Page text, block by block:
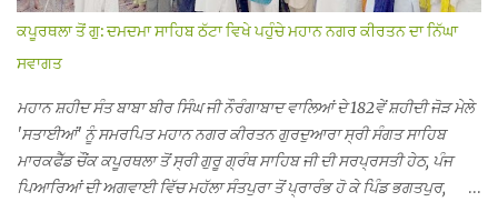
ਕਪੂਰਥਲਾ ਤੋਂ ਗੁ: ਦਮਦਮਾ ਸਾਹਿਬ ਠੱਟਾ ਵਿਖੇ ਪਹੁੰਚੇ ਮਹਾਨ ਨਗਰ ਕੀਰਤਨ ਦਾ ਨਿੱਘਾ
ਸਵਾਗਤ
ਮਹਾਨ ਸ਼ਹੀਦ ਸੰਤ ਬਾਬਾ ਬੀਰ ਸਿੰਘ ਜੀ ਨੌਰੰਗਾਬਾਦ ਵਾਲਿਆਂ ਦੇ 182ਵੇਂ ਸ਼ਹੀਦੀ ਜੋੜ ਮੇਲੇ
'ਸਤਾਈਆਂ' ਨੂੰ ਸਮਰਪਿਤ ਮਹਾਨ ਨਗਰ ਕੀਰਤਨ ਗੁਰਦੁਆਰਾ ਸ੍ਰੀ ਸੰਗਤ ਸਾਹਿਬ
ਮਾਰਕਫੈੱਡ ਚੌਂਕ ਕਪੂਰਥਲਾ ਤੋਂ ਸ੍ਰੀ ਗੁਰੂ ਗ੍ਰੰਥ ਸਾਹਿਬ ਜੀ ਦੀ ਸਰਪ੍ਰਸਤੀ ਹੇਠ, ਪੰਜ
ਪਿਆਰਿਆਂ ਦੀ ਅਗਵਾਈ ਵਿੱਚ ਮਹੱਲਾ ਸੰਤਪੁਰਾ ਤੋਂ ਪ੍ਰਾਰੰਭ ਹੋ ਕੇ ਪਿੰਡ ਭਗਤਪੁਰ,